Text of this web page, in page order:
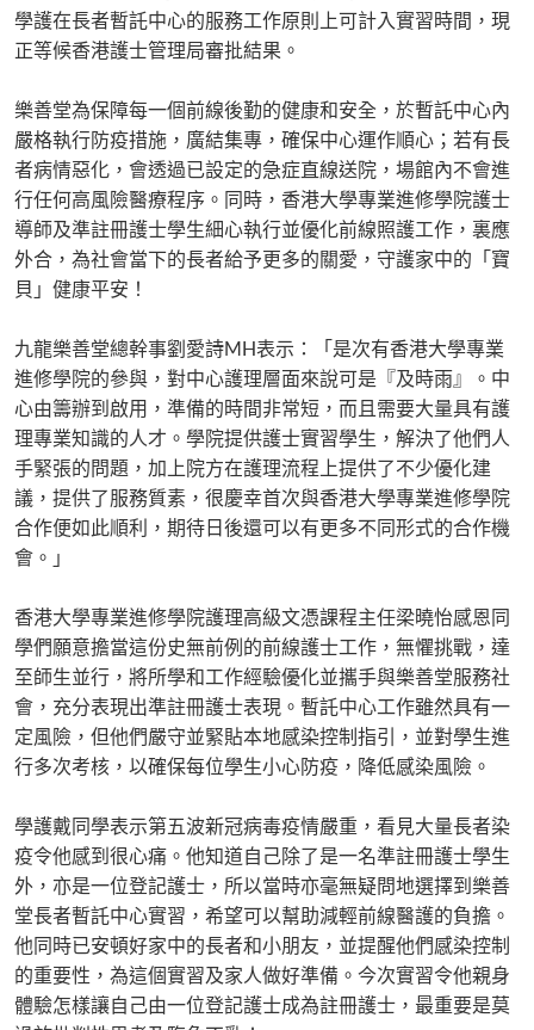
學護在長者暫託中心的服務工作原則上可計入實習時間，現
正等候香港護士管理局審批結果。
樂善堂為保障每一個前線後勤的健康和安全，於暫託中心內
嚴格執行防疫措施，廣結集專，確保中心運作順心；若有長
者病情惡化，會透過已設定的急症直線送院，場館內不會進
行任何高風險醫療程序。同時，香港大學專業進修學院護士
導師及準註冊護士學生細心執行並優化前線照護工作，裏應
外合，為社會當下的長者給予更多的關愛，守護家中的「寶
貝」健康平安！
九龍樂善堂總幹事劉愛詩MH表示：「是次有香港大學專業
進修學院的參與，對中心護理層面來說可是『及時雨』。中
心由籌辦到啟用，準備的時間非常短，而且需要大量具有護
理專業知識的人才。學院提供護士實習學生，解決了他們人
手緊張的問題，加上院方在護理流程上提供了不少優化建
議，提供了服務質素，很慶幸首次與香港大學專業進修學院
合作便如此順利，期待日後還可以有更多不同形式的合作機
會。」
香港大學專業進修學院護理高級文憑課程主任梁曉怡感恩同
學們願意擔當這份史無前例的前線護士工作，無懼挑戰，達
至師生並行，將所學和工作經驗優化並攜手與樂善堂服務社
會，充分表現出準註冊護士表現。暫託中心工作雖然具有一
定風險，但他們嚴守並緊貼本地感染控制指引，並對學生進
行多次考核，以確保每位學生小心防疫，降低感染風險。
學護戴同學表示第五波新冠病毒疫情嚴重，看見大量長者染
疫令他感到很心痛。他知道自己除了是一名準註冊護士學生
外，亦是一位登記護士，所以當時亦毫無疑問地選擇到樂善
堂長者暫託中心實習，希望可以幫助減輕前線醫護的負擔。
他同時已安頓好家中的長者和小朋友，並提醒他們感染控制
的重要性，為這個實習及家人做好準備。今次實習令他親身
體驗怎樣讓自己由一位登記護士成為註冊護士，最重要是莫